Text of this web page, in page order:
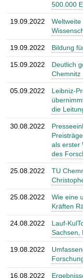
500.000
19.09.2022
19.09.2022 Bildung
15.09.2022
Deutlich
Chemnitz
05.09.2022
Leibniz-
die
30.08.2022
als erster
des
25.08.2022
TU
25.08.2022
Wie eine
Kräften
24.08.2022
Lauf-
Sachsen,
19.08.2022
16.08.2022